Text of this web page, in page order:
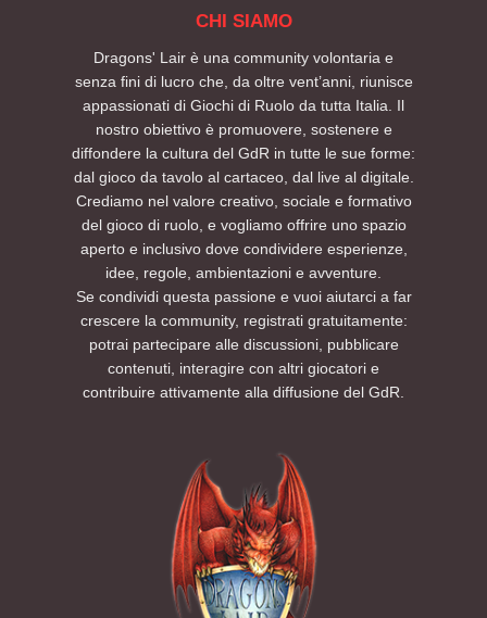
CHI SIAMO
Dragons' Lair è una community volontaria e
senza fini di lucro che, da oltre vent’anni, riunisce
appassionati di Giochi di Ruolo da tutta Italia. Il
nostro obiettivo è promuovere, sostenere e
diffondere la cultura del GdR in tutte le sue forme:
dal gioco da tavolo al cartaceo, dal live al digitale.
Crediamo nel valore creativo, sociale e formativo
del gioco di ruolo, e vogliamo offrire uno spazio
aperto e inclusivo dove condividere esperienze,
idee, regole, ambientazioni e avventure.
Se condividi questa passione e vuoi aiutarci a far
crescere la community, registrati gratuitamente:
potrai partecipare alle discussioni, pubblicare
contenuti, interagire con altri giocatori e
contribuire attivamente alla diffusione del GdR.